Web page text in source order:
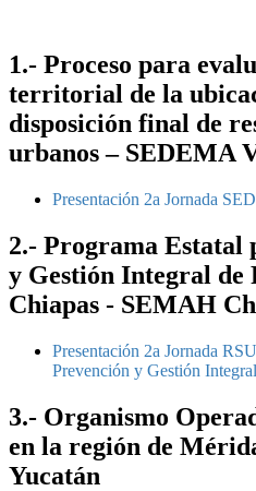
1.- Proceso para
territorial de la
disposición final de
urbanos – SEDEMA
Presentación 2a Jornada
2.- Programa Estatal
y Gestión Integral de
Chiapas - SEMAH
Presentación 2a Jornada
Prevención y Gestión Integral
3.- Organismo
en la región de
Yucatán